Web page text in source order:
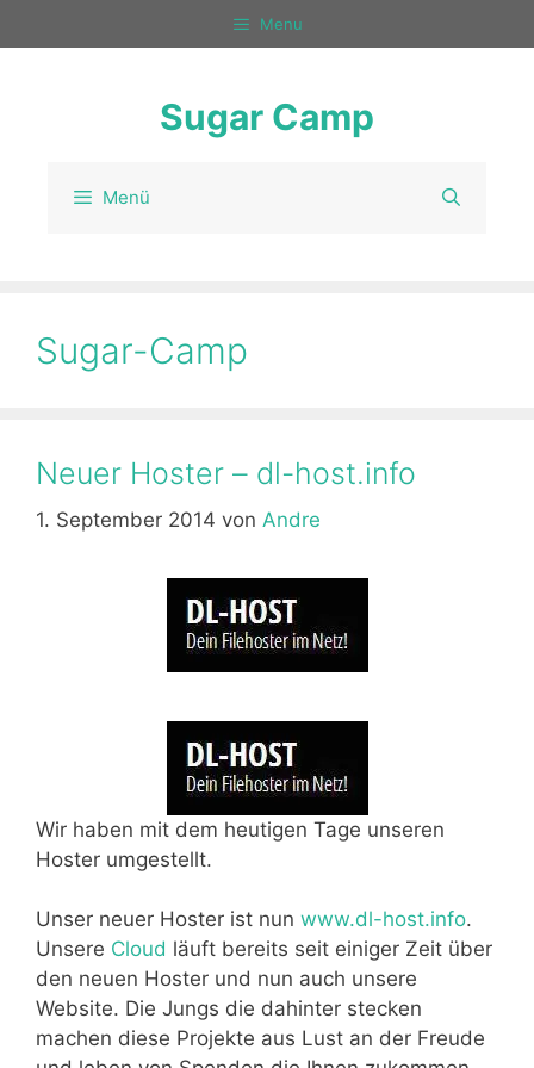
Inhalt
Menu
Sugar Camp
Menü
Sugar-Camp
Neuer Hoster – dl-host.info
1. September 2014 von Andre
Wir haben mit dem heutigen Tage unseren
Hoster umgestellt.
Unser neuer Hoster ist nun www.dl-host.info.
Unsere Cloud läuft bereits seit einiger Zeit über
den neuen Hoster und nun auch unsere
Website. Die Jungs die dahinter stecken
machen diese Projekte aus Lust an der Freude